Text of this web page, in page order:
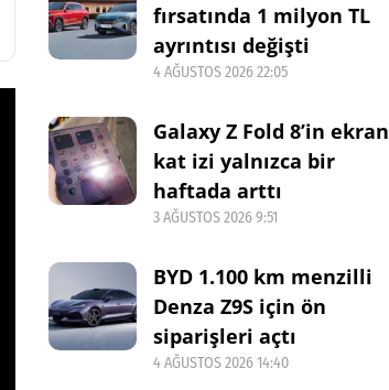
fırsatında 1 milyon TL
ayrıntısı değişti
4 AĞUSTOS 2026 22:05
Galaxy Z Fold 8’in ekran
kat izi yalnızca bir
haftada arttı
3 AĞUSTOS 2026 9:51
BYD 1.100 km menzilli
Denza Z9S için ön
siparişleri açtı
4 AĞUSTOS 2026 14:40